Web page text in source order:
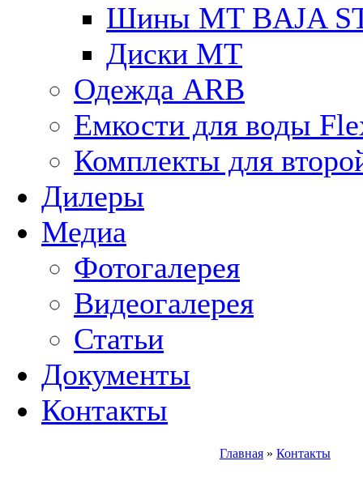
Шины MT BAJA
Диски MT
Одежда ARB
Емкости для воды
Комплекты для
Дилеры
Медиа
Фотогалерея
Видеогалерея
Статьи
Документы
Контакты
Главная » Контакты